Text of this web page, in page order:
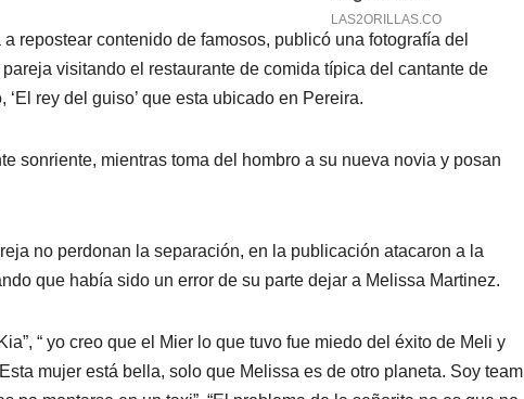
repostear contenido de famosos, publicó una fotografía del
visitando el restaurante de comida típica del cantante de
rey del guiso’ que esta ubicado en Pereira.
sonriente, mientras toma del hombro a su nueva novia y posan
no perdonan la separación, en la publicación atacaron a la
que había sido un error de su parte dejar a Melissa Martinez.
“ yo creo que el Mier lo que tuvo fue miedo del éxito de Meli y
mujer está bella, solo que Melissa es de otro planeta. Soy team